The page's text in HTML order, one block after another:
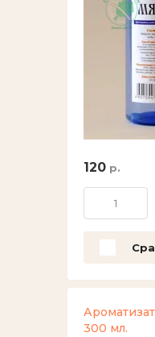
120 р.
300 мл.